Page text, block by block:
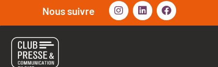
Nous suivre